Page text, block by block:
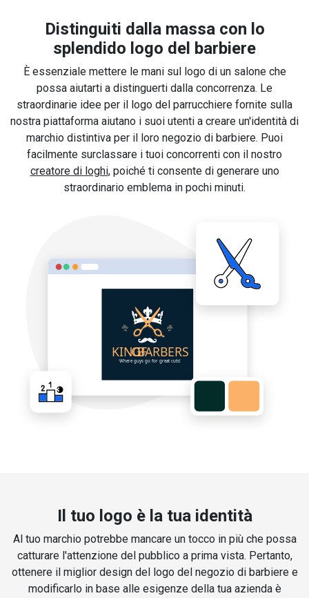
Distinguiti dalla massa con lo
splendido logo del barbiere
È essenziale mettere le mani sul logo di un salone che
possa aiutarti a distinguerti dalla concorrenza. Le
straordinarie idee per il logo del parrucchiere fornite sulla
nostra piattaforma aiutano i suoi utenti a creare un'identità di
marchio distintiva per il loro negozio di barbiere. Puoi
facilmente surclassare i tuoi concorrenti con il nostro
creatore di loghi, poiché ti consente di generare uno
straordinario emblema in pochi minuti.
Il tuo logo è la tua identità
Al tuo marchio potrebbe mancare un tocco in più che possa
catturare l'attenzione del pubblico a prima vista. Pertanto,
ottenere il miglior design del logo del negozio di barbiere e
modificarlo in base alle esigenze della tua azienda è